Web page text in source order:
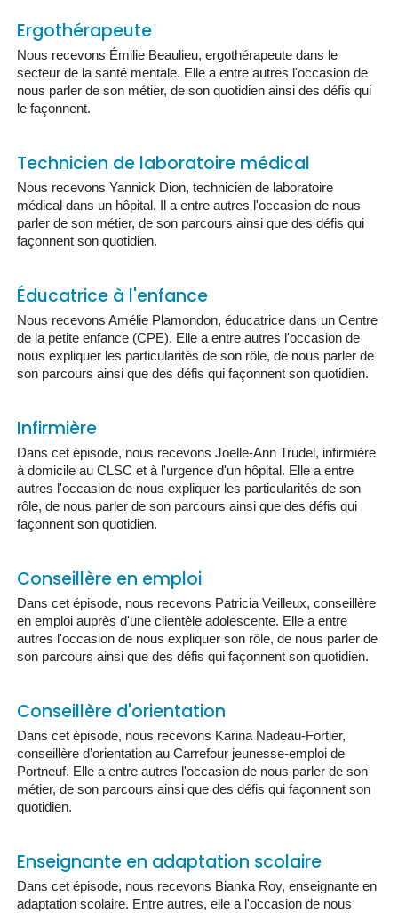
Ergothérapeute
Nous recevons Émilie Beaulieu, ergothérapeute dans le
secteur de la santé mentale. Elle a entre autres l'occasion de
nous parler de son métier, de son quotidien ainsi des défis qui
le façonnent.
Technicien de laboratoire médical
Nous recevons Yannick Dion, technicien de laboratoire
médical dans un hôpital. Il a entre autres l'occasion de nous
parler de son métier, de son parcours ainsi que des défis qui
façonnent son quotidien.
Éducatrice à l'enfance
Nous recevons Amélie Plamondon, éducatrice dans un Centre
de la petite enfance (CPE). Elle a entre autres l'occasion de
nous expliquer les particularités de son rôle, de nous parler de
son parcours ainsi que des défis qui façonnent son quotidien.
Infirmière
Dans cet épisode, nous recevons Joelle-Ann Trudel, infirmière
à domicile au CLSC et à l'urgence d'un hôpital. Elle a entre
autres l'occasion de nous expliquer les particularités de son
rôle, de nous parler de son parcours ainsi que des défis qui
façonnent son quotidien.
Conseillère en emploi
Dans cet épisode, nous recevons Patricia Veilleux, conseillère
en emploi auprès d'une clientèle adolescente. Elle a entre
autres l'occasion de nous expliquer son rôle, de nous parler de
son parcours ainsi que des défis qui façonnent son quotidien.
Conseillère d'orientation
Dans cet épisode, nous recevons Karina Nadeau-Fortier,
conseillère d’orientation au Carrefour jeunesse-emploi de
Portneuf. Elle a entre autres l'occasion de nous parler de son
métier, de son parcours ainsi que des défis qui façonnent son
quotidien.
Enseignante en adaptation scolaire
Dans cet épisode, nous recevons Bianka Roy, enseignante en
adaptation scolaire. Entre autres, elle a l'occasion de nous